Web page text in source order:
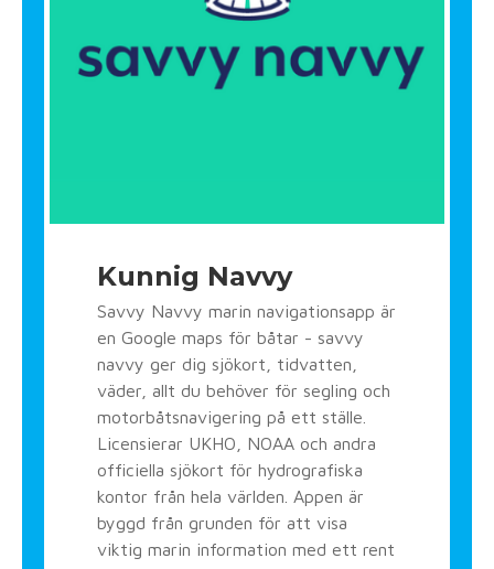
Kunnig Navvy
Savvy Navvy marin navigationsapp är
en Google maps för båtar - savvy
navvy ger dig sjökort, tidvatten,
väder, allt du behöver för segling och
motorbåtsnavigering på ett ställe.
Licensierar UKHO, NOAA och andra
officiella sjökort för hydrografiska
kontor från hela världen. Appen är
byggd från grunden för att visa
viktig marin information med ett rent